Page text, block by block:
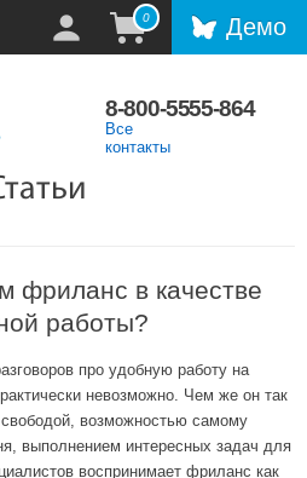
0 Демо
8-800-5555-864
Все
контакты
фриланс в качестве
работы?
про удобную работу на
невозможно. Чем же он так
возможностью самому
выполнением интересных задач для
воспринимает фриланс как